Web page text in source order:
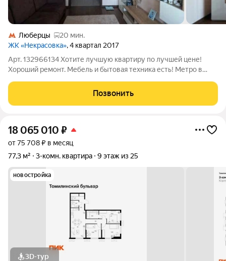
Люберцы
20 мин.
ЖК «Некрасовка», 4 квартал 2017
Арт. 132966134 Хотите лучшую квартиру по лучшей цене!
Хороший ремонт. Мебель и бытовая техника есть! Метро в
первого взгляда! В продаже светлая и уютная квартиру 76,4 кв.
м в благоустроенном
Позвонить
18 065 010 ₽
от 75 708 ₽ в месяц
77,3 м²
3-комн. квартира 9 этаж из 25
новостройка
3D-тур